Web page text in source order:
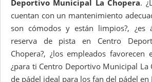
Deportivo Municipal La Chopera.
cuentan con un mantenimiento
son cómodos y están limpios?, ¿es
reserva de pista en Centro
Chopera?, ¿los empleados favorecen
¿para ti Centro Deportivo Municipal La
de pádel ideal para los fan del pádel en